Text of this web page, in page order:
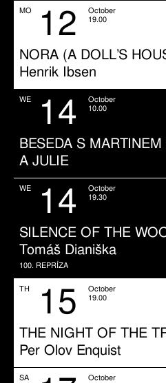
MO 12
October
19.00
NORA (A DOLL’S
Henrik Ibsen
WE 14
October
10.00
BESEDA S
A JULIE
WE 14
October
19.30
SILENCE OF THE
Tomáš Dianiška
100. REPRÍZA
TH 15
October
19.00
THE NIGHT OF THE
Per Olov Enquist
SA
October